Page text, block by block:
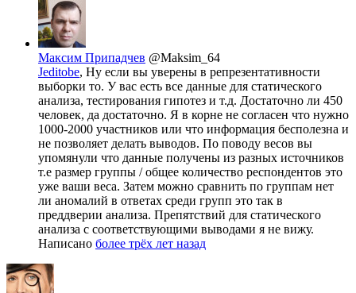
Максим Припадчев @Maksim_64
Jeditobe, Ну если вы уверены в репрезентативности
выборки то. У вас есть все данные для статического
анализа, тестирования гипотез и т.д. Достаточно ли 450
человек, да достаточно. Я в корне не согласен что нужно
1000-2000 участников или что информация бесполезна и
не позволяет делать выводов. По поводу весов вы
упомянули что данные получены из разных источников
т.е размер группы / общее количество респондентов это
уже ваши веса. Затем можно сравнить по группам нет
ли аномалий в ответах среди групп это так в
преддверии анализа. Препятствий для статического
анализа с соответствующими выводами я не вижу.
Написано более трёх лет назад